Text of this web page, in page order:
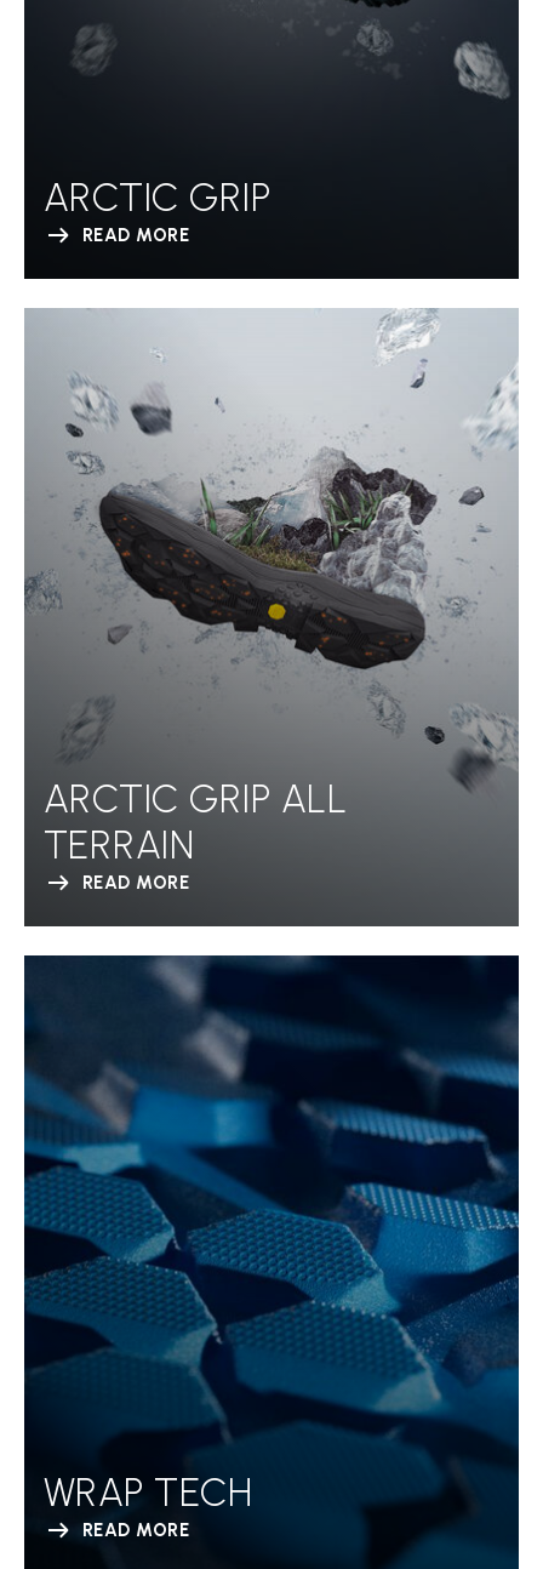
ARCTIC GRIP
READ MORE
ARCTIC GRIP ALL
TERRAIN
READ MORE
WRAP TECH
READ MORE